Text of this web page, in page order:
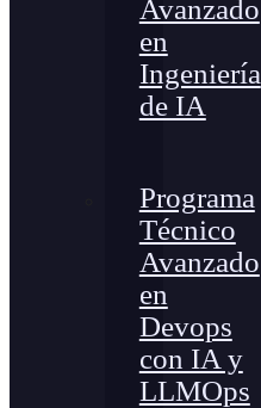
Avanzado
en
Ingeniería
de IA
Programa
Técnico
Avanzado
en
Devops
con IA y
LLMOps